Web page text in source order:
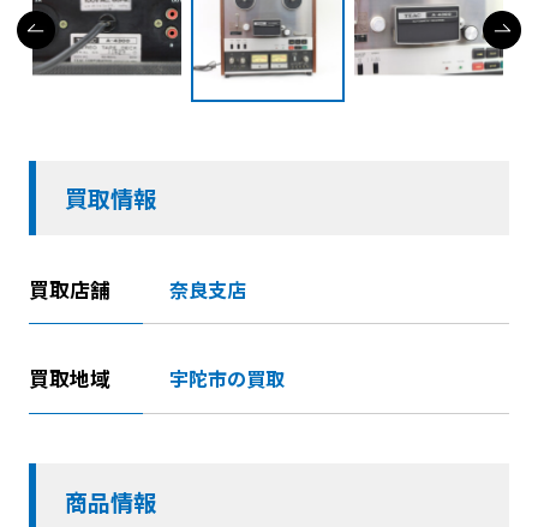
買取情報
買取店舗 奈良支店
買取地域 宇陀市の買取
商品情報